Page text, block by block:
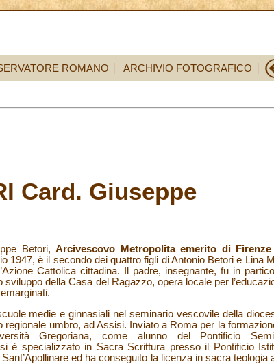
ROMANO ARCHIVIO FOTOGRAFICO
Card. Giuseppe
Betori, Arcivescovo Metropolita emerito di Firenze
1947, è il secondo dei quattro figli di Antonio Betori e Lina
Cattolica cittadina. Il padre, insegnante, fu in
sviluppo della Casa del Ragazzo, opera locale per
medie e ginnasiali nel seminario vescovile della
regionale umbro, ad Assisi. Inviato a Roma per la
Gregoriana, come alunno del Pontificio
è specializzato in Sacra Scrittura presso il Pontificio
ed ha conseguito la licenza in sacra teologia